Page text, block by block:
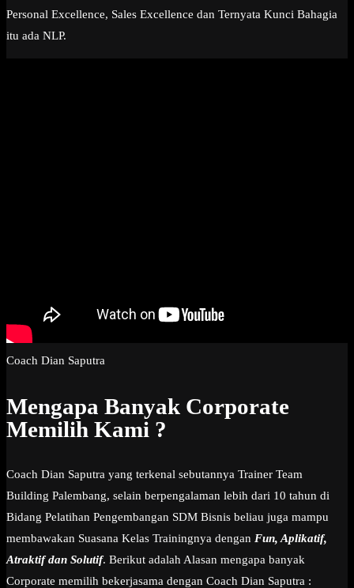
Personal Excellence, Sales Excellence dan Ternyata Kunci Bahagia
itu ada NLP.
Coach Dian Saputra
Mengapa Banyak Corporate
Memilih Kami ?
Coach Dian Saputra yang terkenal sebutannya Trainer Team
Building Palembang, selain berpengalaman lebih dari 10 tahun di
Bidang Pelatihan Pengembangan SDM Bisnis beliau juga mampu
membawakan Suasana Kelas Trainingnya dengan Fun, Aplikatif,
Atraktif dan Solutif. Berikut adalah Alasan mengapa banyak
Corporate memilih bekerjasama dengan Coach Dian Saputra :